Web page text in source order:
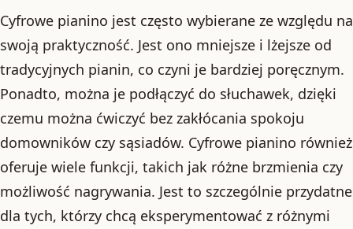
Cyfrowe pianino jest często wybierane ze względu na
swoją praktyczność. Jest ono mniejsze i lżejsze od
tradycyjnych pianin, co czyni je bardziej poręcznym.
Ponadto, można je podłączyć do słuchawek, dzięki
czemu można ćwiczyć bez zakłócania spokoju
domowników czy sąsiadów. Cyfrowe pianino również
oferuje wiele funkcji, takich jak różne brzmienia czy
możliwość nagrywania. Jest to szczególnie przydatne
dla tych, którzy chcą eksperymentować z różnymi